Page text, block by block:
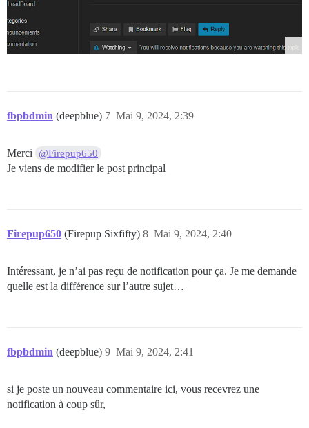
fbpbdmin (deepblue) Mai 9, 2024, 2:39
7
Merci @Firepup650
Je viens de modifier le post principal
Firepup650 (Firepup Sixfifty) Mai 9, 2024, 2:40
8
Intéressant, je n’ai pas reçu de notification pour ça. Je me demande
quelle est la différence sur l’autre sujet…
fbpbdmin (deepblue) Mai 9, 2024, 2:41
9
si je poste un nouveau commentaire ici, vous recevrez une
notification à coup sûr,